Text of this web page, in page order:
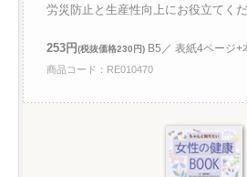
労災防止と生産性向上にお役立てくだ
253円(税抜価格230円) B5／ 表紙4ページ+
商品コード：RE010470